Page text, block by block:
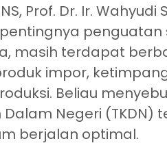
Prof. Dr. Ir.
masih terdapat
impor,
Beliau
Dalam Negeri
berjalan optimal.